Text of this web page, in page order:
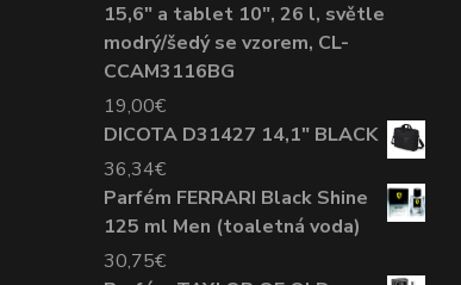
15,6" a tablet 10", 26 l, světle
modrý/šedý se vzorem, CL-
CCAM3116BG
19,00€
DICOTA D31427 14,1" BLACK
36,34€
Parfém FERRARI Black Shine
125 ml Men (toaletná voda)
30,75€